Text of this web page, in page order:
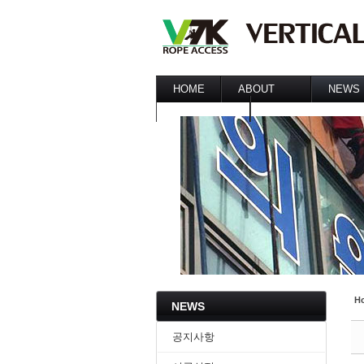
HOME ABOUT
주요사업
찿아오시는길
NEWS
시공실
최신기
CONTACT US
REFERENCE
NEWS
공지사항
Sketchbook5, 스케치북5
Sketchbook5, 스케치북5
Sketchbook5, 스케치북5
Sketchbook5, 스케치북5